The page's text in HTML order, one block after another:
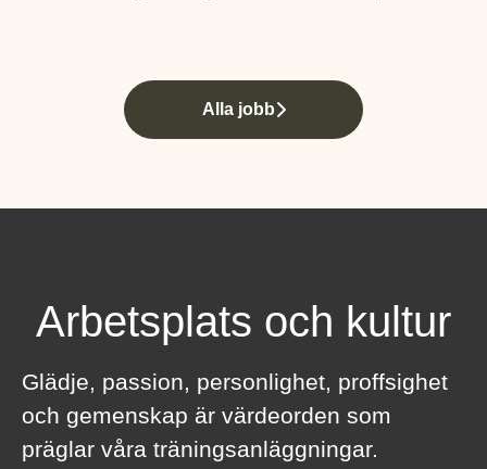
Alla jobb
Arbetsplats och kultur
Glädje, passion, personlighet, proffsighet
och gemenskap är värdeorden som
präglar våra träningsanläggningar.